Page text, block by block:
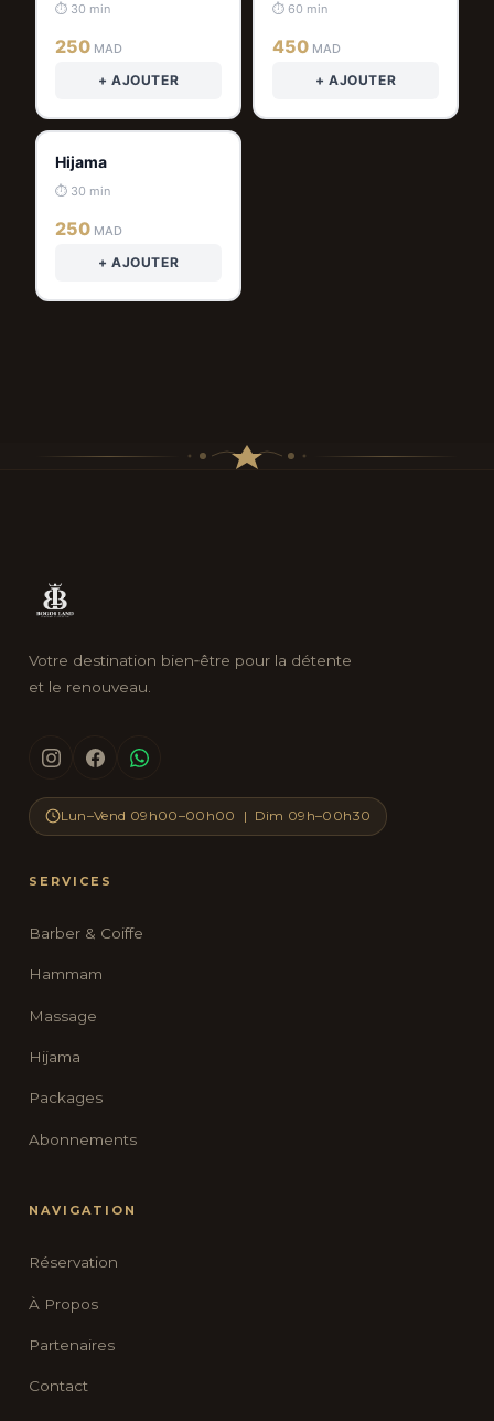
⏱ 30 min
250 MAD
+ AJOUTER
⏱ 60 min
450 MAD
+ AJOUTER
Hijama
⏱ 30 min
250 MAD
+ AJOUTER
Votre destination bien‑être pour la détente
et le renouveau.
Lun–Vend 09h00–00h00 | Dim 09h–00h30
SERVICES
Barber & Coiffe
Hammam
Massage
Hijama
Packages
Abonnements
NAVIGATION
Réservation
À Propos
Partenaires
Contact